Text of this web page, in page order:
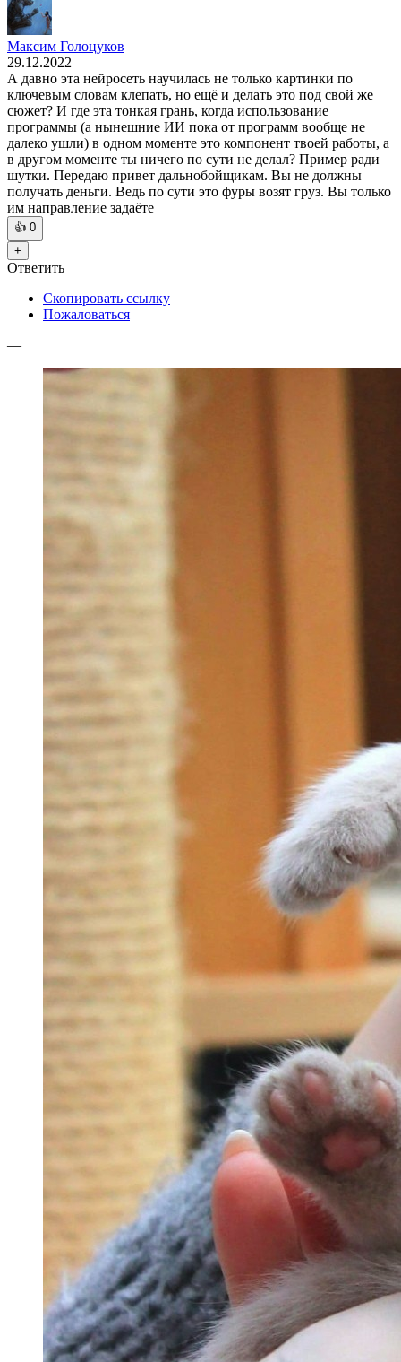
Максим Голоцуков
29.12.2022
А давно эта нейросеть научилась не только картинки по
ключевым словам клепать, но ещё и делать это под свой же
сюжет? И где эта тонкая грань, когда использование
программы (а нынешние ИИ пока от программ вообще не
далеко ушли) в одном моменте это компонент твоей работы, а
в другом моменте ты ничего по сути не делал? Пример ради
шутки. Передаю привет дальнобойщикам. Вы не должны
получать деньги. Ведь по сути это фуры возят груз. Вы только
им направление задаёте
👍 0
+
Ответить
Скопировать ссылку
Пожаловаться
—